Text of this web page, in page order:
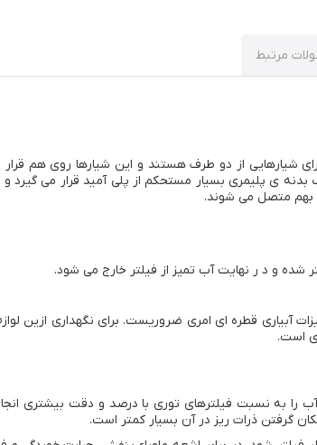
مرتبط
از دو طرف هستند و این شیارها روی هم قرار
ی پلیمری بسیار مستحکم از پلی آمید قرار می گیرد
بهم متصل می شوند.
آبیاری قطره ای امری ضروریست. برای نگهداری ازین
است.
به نسبت فیلترهای توری با درصد و دقت بیشتری
گرفتن ذرات ریز در آن بسیار کمتر است.